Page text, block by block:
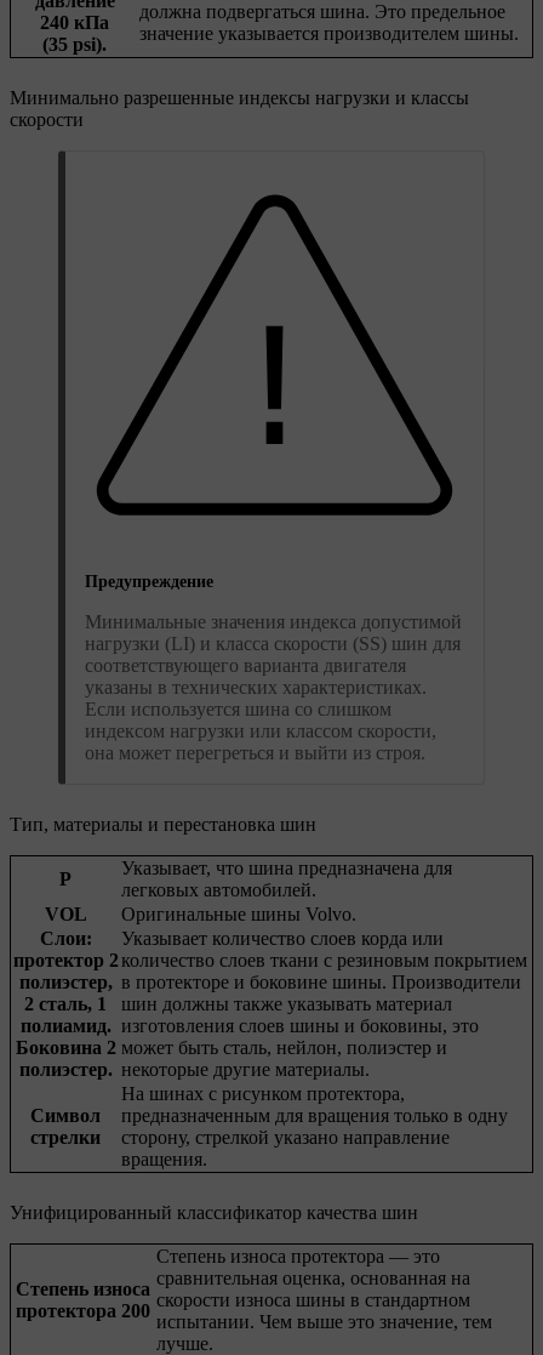
240 кПа
(35 psi).
должна подвергаться шина. Это предельное
значение указывается производителем шины.
Минимально разрешенные индексы нагрузки и классы
скорости
Предупреждение
Минимальные значения индекса допустимой
нагрузки (LI) и класса скорости (SS) шин для
соответствующего варианта двигателя
указаны в технических характеристиках.
Если используется шина со слишком
индексом нагрузки или классом скорости,
она может перегреться и выйти из строя.
Тип, материалы и перестановка шин
P
Указывает, что шина предназначена для
легковых автомобилей.
VOL
Оригинальные шины Volvo.
Слои:
протектор 2
полиэстер,
2 сталь, 1
полиамид.
Боковина 2
полиэстер.
Указывает количество слоев корда или
количество слоев ткани с резиновым покрытием
в протекторе и боковине шины. Производители
шин должны также указывать материал
изготовления слоев шины и боковины, это
может быть сталь, нейлон, полиэстер и
некоторые другие материалы.
Символ
стрелки
На шинах с рисунком протектора,
предназначенным для вращения только в одну
сторону, стрелкой указано направление
вращения.
Унифицированный классификатор качества шин
Степень износа
протектора 200
Степень износа протектора — это
сравнительная оценка, основанная на
скорости износа шины в стандартном
испытании. Чем выше это значение, тем
лучше.